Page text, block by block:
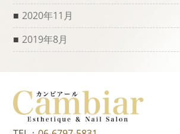
2020年11月
2019年8月